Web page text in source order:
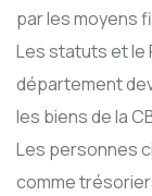
par les moyens
Les statuts et le
département
les biens de la
Les personnes
comme